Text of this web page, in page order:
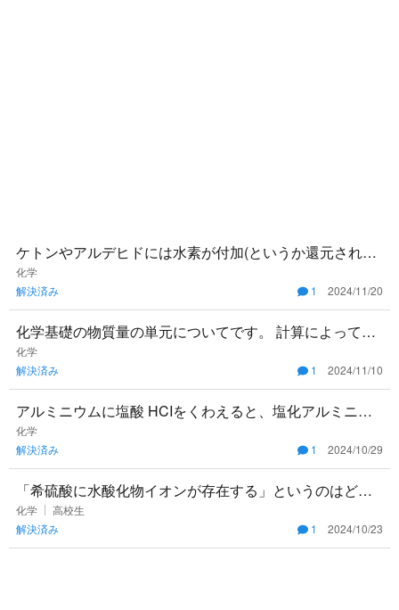
ケトンやアルデヒドには水素が付加(というか還元される)
しますが、カルボン酸には水素は付加しないのですか？
理由も教えてくだ
化学
解決済み
1 2024/11/20
化学基礎の物質量の単元についてです。 計算によって、
0.5ではなく0.50 0.02ではなく0.200 となりますが、
化学
解決済み
1 2024/11/10
アルミニウムに塩酸 HCIをくわえると、塩化アルミニウ
ムと水素が発生します。アルミニウム5.40gを完全に完納
させる場合
化学
解決済み
1 2024/10/29
「希硫酸に水酸化物イオンが存在する」というのはどの
ようにしてわかるのでしょうか。
化学
高校生
解決済み
1 2024/10/23